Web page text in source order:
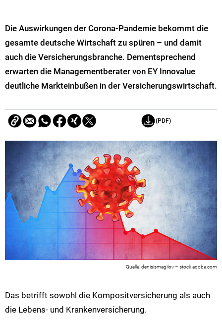
Die Auswirkungen der Corona-Pandemie bekommt die
gesamte deutsche Wirtschaft zu spüren – und damit
auch die Versicherungsbranche. Dementsprechend
erwarten die Managementberater von EY Innovalue
deutliche Markteinbußen in der Versicherungswirtschaft.
(PDF)
denisismagilov – stock.adobe.com
Das betrifft sowohl die Kompositversicherung als auch
die Lebens- und Krankenversicherung.